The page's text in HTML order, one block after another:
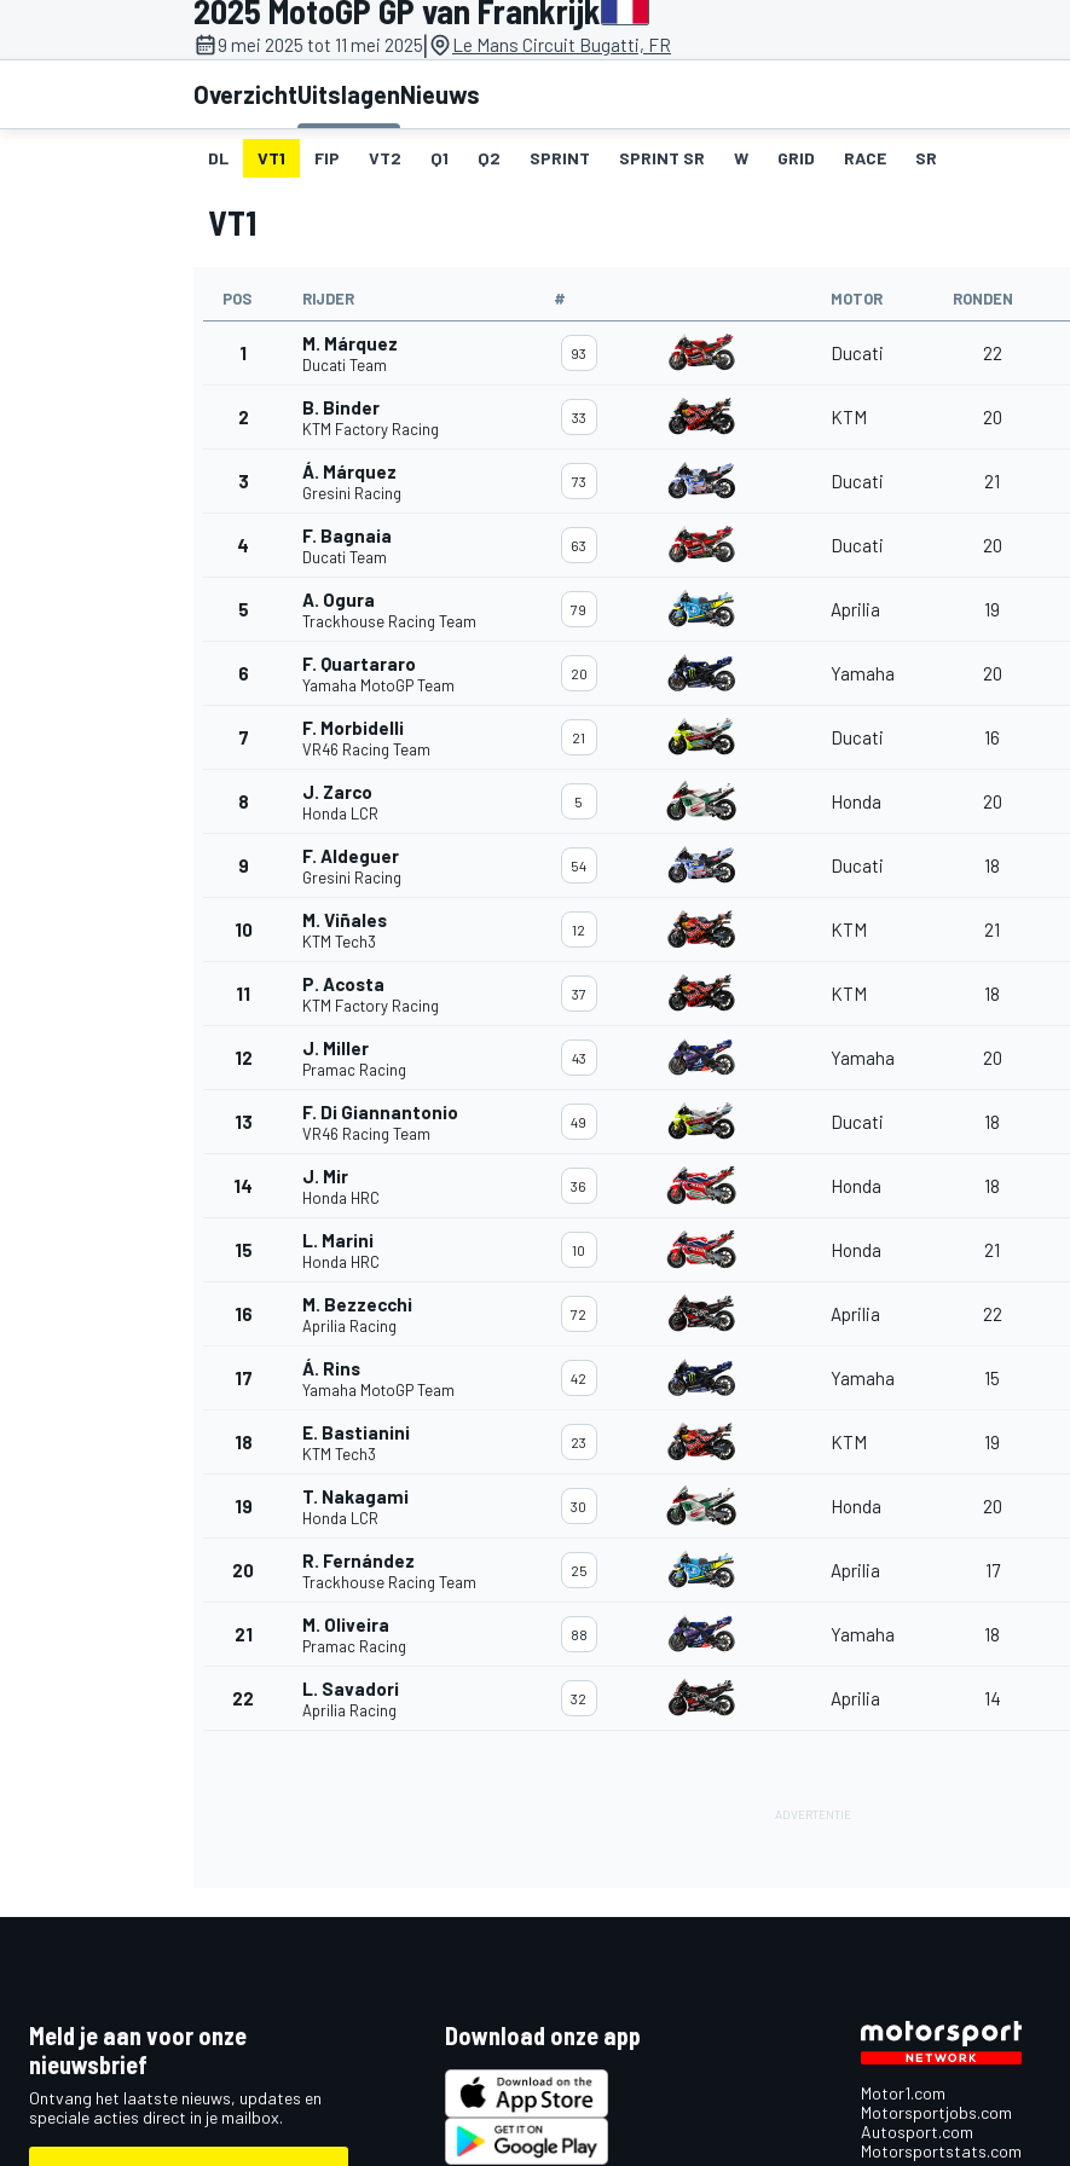
DTM
2025 MotoGP GP van Frankrijk
9 mei 2025 tot 11 mei 2025| Le Mans Circuit Bugatti, FR
OverzichtUitslagenNieuws
DL VT1 FIP VT2 Q1 Q2 SPRINT SPRINT SR W GRID RACE SR
VT1
POS RIJDER # MOTOR RONDEN
1 M. Márquez
Ducati Team
93 Ducati 22
2 B. Binder
KTM Factory Racing
33 KTM 20
3 Á. Márquez
Gresini Racing
73 Ducati 21
4 F. Bagnaia
Ducati Team
63 Ducati 20
5 A. Ogura
Trackhouse Racing Team
79 Aprilia 19
6 F. Quartararo
Yamaha MotoGP Team
20 Yamaha 20
7 F. Morbidelli
VR46 Racing Team
21 Ducati 16
8 J. Zarco
Honda LCR
5 Honda 20
9 F. Aldeguer
Gresini Racing
54 Ducati 18
10 M. Viñales
KTM Tech3
12 KTM 21
11 P. Acosta
KTM Factory Racing
37 KTM 18
12 J. Miller
Pramac Racing
43 Yamaha 20
13 F. Di Giannantonio
VR46 Racing Team
49 Ducati 18
14 J. Mir
Honda HRC
36 Honda 18
15 L. Marini
Honda HRC
10 Honda 21
16 M. Bezzecchi
Aprilia Racing
72 Aprilia 22
17 Á. Rins
Yamaha MotoGP Team
42 Yamaha 15
18 E. Bastianini
KTM Tech3
23 KTM 19
19 T. Nakagami
Honda LCR
30 Honda 20
20 R. Fernández
Trackhouse Racing Team
25 Aprilia 17
21 M. Oliveira
Pramac Racing
88 Yamaha 18
22 L. Savadori
Aprilia Racing
32 Aprilia 14
Meld je aan voor onze
nieuwsbrief
Ontvang het laatste nieuws, updates en
speciale acties direct in je mailbox.
Download onze app
Motor1.com
Motorsportjobs.com
Autosport.com
Motorsportstats.com